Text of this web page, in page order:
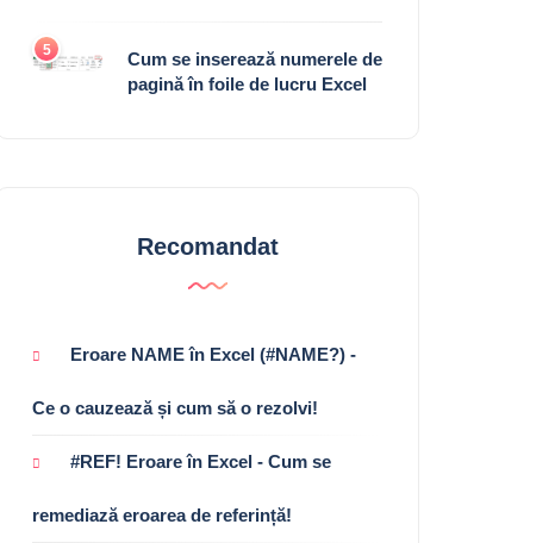
5
Cum se inserează numerele de
pagină în foile de lucru Excel
Recomandat
Eroare NAME în Excel (#NAME?) -
Ce o cauzează și cum să o rezolvi!
#REF! Eroare în Excel - Cum se
remediază eroarea de referință!